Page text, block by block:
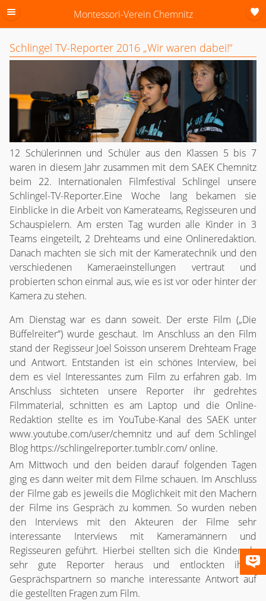
Montessori-Verein Chemnitz
Schlingel TV-Reporter 2016 „Wir waren dabei!“
12 Schülerinnen und Schüler aus den Klassen 5 bis 7
waren in diesem Jahr zusammen mit dem SAEK Chemnitz
beim 22. Internationalen Filmfestival Schlingel unsere
Schlingel-TV-Reporter.Eine Woche lang bekamen sie
Einblicke in die Arbeit von Kamerateams, Regisseuren und
Schauspielern. Am ersten Tag wurden alle Kinder in 3
Teams eingeteilt, 2 Drehteams und eine Onlineredaktion.
Danach machten sie sich mit der Kameratechnik und den
verschiedenen Kameraeinstellungen vertraut und
probierten schon einmal aus, wie es ist vor oder hinter der
Kamera zu stehen.
Am Dienstag war es dann soweit. Der erste Film („Die
Büffelreiter“) wurde geschaut. Im Anschluss an den Film
stand der Regisseur Joel Soisson unserem Drehteam Frage
und Antwort. Entstanden ist ein schönes Interview, bei
dem es viel Interessantes zum Film zu erfahren gab. Im
Anschluss sichteten unsere Reporter ihr gedrehtes
Filmmaterial, schnitten es am Laptop und die Online-
Redaktion stellte es im YouTube-Kanal des SAEK unter
www.youtube.com/user/chemnitz und auf dem Schlingel
Blog https://schlingelreporter.tumblr.com/ online.
Am Mittwoch und den beiden darauf folgenden Tagen
ging es dann weiter mit dem Filme schauen. Im Anschluss
der Filme gab es jeweils die Möglichkeit mit den Machern
der Filme ins Gespräch zu kommen. So wurden neben
den Interviews mit den Akteuren der Filme sehr
interessante Interviews mit Kameramännern und
Regisseuren geführt. Hierbei stellten sich die Kinder als
sehr gute Reporter heraus und entlockten ihren
Gesprächspartnern so manche interessante Antwort auf
die gestellten Fragen zum Film.